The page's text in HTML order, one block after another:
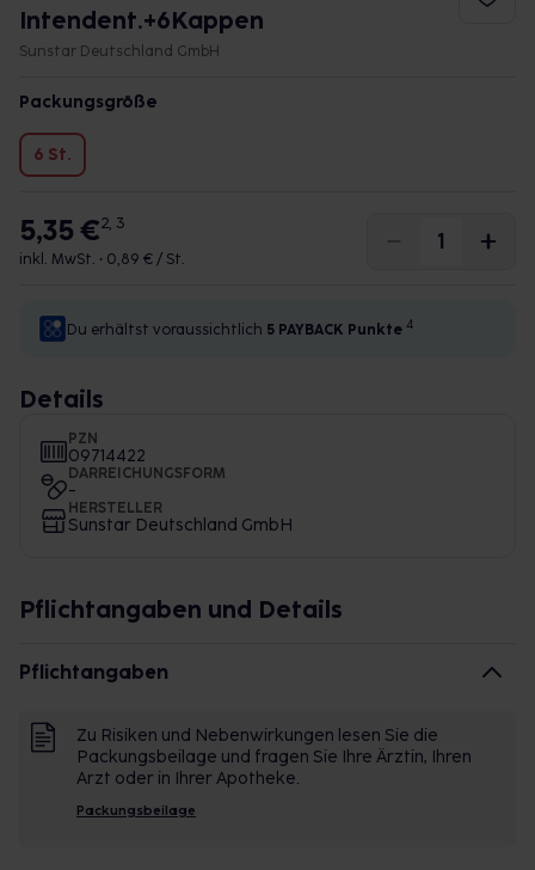
Intendent.+6Kappen
Sunstar Deutschland GmbH
Packungsgröße
6 St.
5,35 €2, 3
inkl. MwSt. • 0,89 € / St.
Du erhältst voraussichtlich 5 PAYBACK Punkte 4
Details
PZN
09714422
DARREICHUNGSFORM
-
HERSTELLER
Sunstar Deutschland GmbH
Pflichtangaben und Details
Pflichtangaben
Zu Risiken und Nebenwirkungen lesen Sie die
Packungsbeilage und fragen Sie Ihre Ärztin, Ihren
Arzt oder in Ihrer Apotheke.
Packungsbeilage